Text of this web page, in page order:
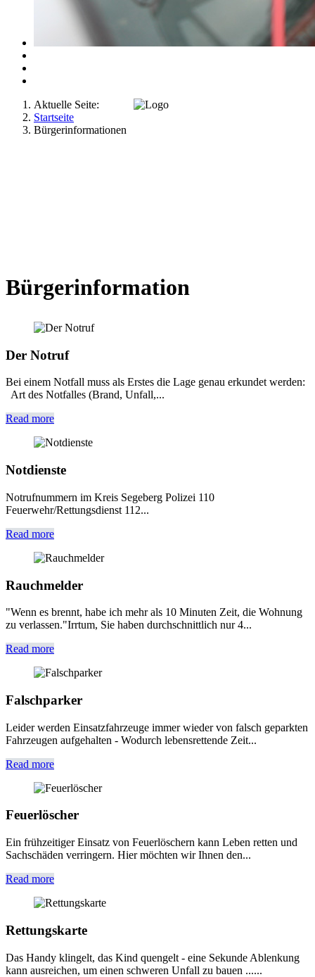
Aktuelle Seite:
Startseite
Bürgerinformationen
Bürgerinformation
Der Notruf
Bei einem Notfall muss als Erstes die Lage genau erkundet werden:
Art des Notfalles (Brand, Unfall,...
Read more
Notdienste
Notrufnummern im Kreis Segeberg Polizei 110
Feuerwehr/Rettungsdienst 112...
Read more
Rauchmelder
"Wenn es brennt, habe ich mehr als 10 Minuten Zeit, die Wohnung
zu verlassen."Irrtum, Sie haben durchschnittlich nur 4...
Read more
Falschparker
Leider werden Einsatzfahrzeuge immer wieder von falsch geparkten
Fahrzeugen aufgehalten - Wodurch lebensrettende Zeit...
Read more
Feuerlöscher
Ein frühzeitiger Einsatz von Feuerlöschern kann Leben retten und
Sachschäden verringern. Hier möchten wir Ihnen den...
Read more
Rettungskarte
Das Handy klingelt, das Kind quengelt - eine Sekunde Ablenkung
kann ausreichen, um einen schweren Unfall zu bauen ......